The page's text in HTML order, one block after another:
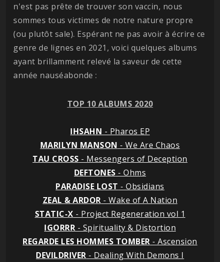
n'est pas prête de trouver son vaccin, nous
sommes tous victimes de notre nature propre
(ou plutôt sale). Espérant ne pas avoir à écrire ce
genre de lignes en 2021, voici quelques albums
ayant brillamment relevé la saveur de cette
année nauséabonde :
TOP 10 ALBUMS 2020
IHSAHN - Pharos EP
MARILYN MANSON - We Are Chaos
TAU CROSS - Messengers of Deception
DEFTONES - Ohms
PARADISE LOST - Obsidians
ZEAL & ARDOR - Wake of A Nation
STATIC-X - Project Regeneration vol 1
IGORRR - Spirituality & Distortion
REGARDE LES HOMMES TOMBER - Ascension
DEVILDRIVER - Dealing With Demons I